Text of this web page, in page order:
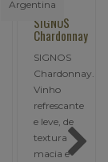
SIGNOS
Chardonnay
SIGNOS
Vinho
refrescante
e leve, de
textura
macia e